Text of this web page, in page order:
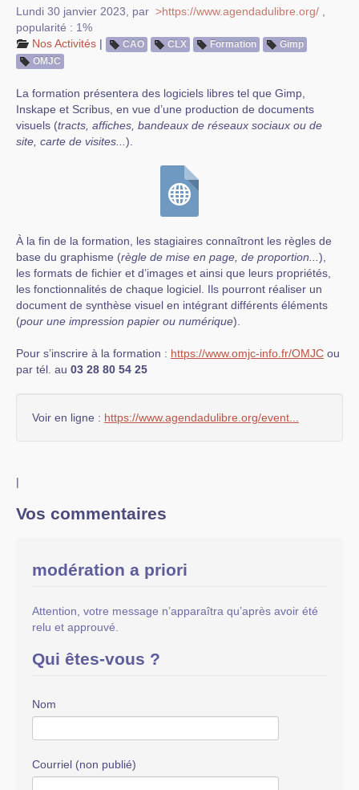
Lundi 30 janvier 2023 par >https://www.agendadulibre.org/
popularité : 1%
Nos Activités | CAO CLX Formation
Gimp
OMJC
La formation présentera des logiciels libres tel que Gimp,
Inskape et Scribus, en vue d’une production de documents
visuels (tracts, affiches, bandeaux de réseaux sociaux ou de
site, carte de visites... ).
À la fin de la formation, les stagiaires connaîtront les règles de
base du graphisme (règle de mise en page, de proportion... ),
les formats de fichier et d’images et ainsi que leurs propriétés,
les fonctionnalités de chaque logiciel. Ils pourront réaliser un
document de synthèse visuel en intégrant différents éléments
(pour une impression papier ou numérique).
Pour s’inscrire à la formation : https://www.omjc-info.fr/OMJC ou
par tél. au 03 28 80 54 25
Voir en ligne : https://www.agendadulibre.org/event...
|
Vos commentaires
modération a priori
Attention, votre message n’apparaîtra qu’après avoir été
relu et approuvé.
Qui êtes-vous ?
Nom
Courriel (non publié)